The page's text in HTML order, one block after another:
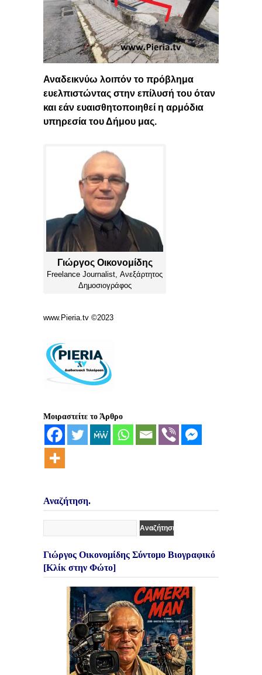
Αναδεικνύω λοιπόν το πρόβλημα
ευελπιστώντας στην επίλυσή του όταν
και εάν ευαισθητοποιηθεί η αρμόδια
υπηρεσία του Δήμου μας.
Γιώργος Οικονομίδης
Freelance Journalist, Ανεξάρτητος
Δημοσιογράφος
www.Pieria.tv ©2023
Μοιραστείτε το Άρθρο
Αναζήτηση.
Γιώργος Οικονομίδης Σύντομο Βιογραφικό
[Κλίκ στην Φώτο]